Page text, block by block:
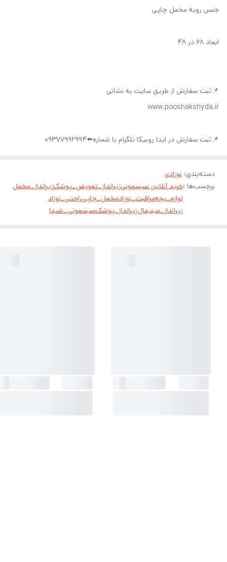
جنس رویه مخمل چاپی
ابعاد ۶۸ در ۴۸
📌ثبت سفارش از طریق سایت به نشانی
www.pooshakshyda.ir
📌ثبت سفارش در ایتا روبیکا تلگرام با شماره⬅️09377992994
دسته‌بندی: نوزادی
برچسب‌ها :خرید آنلاین سیسمونیزیرانداز_تعویض_پوشکزیرانداز_مخمل
لوازم_بچهمراقبت_نوزادمخمل_چاپیراحتی_نوزاد
زیرانداز_مینیمالزیرانداز_پوشکسیسمونی_شیدا